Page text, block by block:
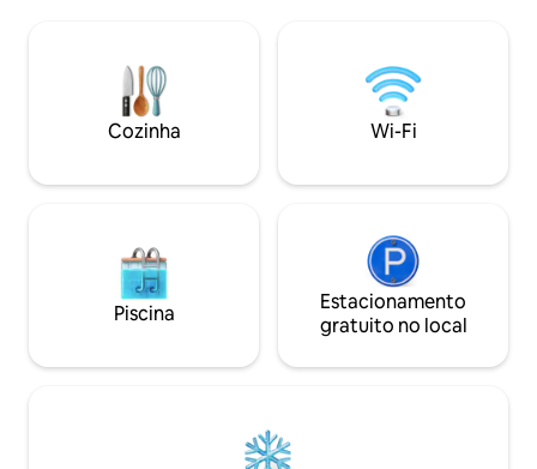
Stadium e o Centro de Convenções.
Inclui smart TV de 55" + Netflix grátis e
estacionamento gratuito. Um refúgio
perfeito na cidade!
terraço no 32º
e spa. No
caminha até tudo!
Cozinha Wi-Fi
Piscina
Estacionamento
gratuito no local